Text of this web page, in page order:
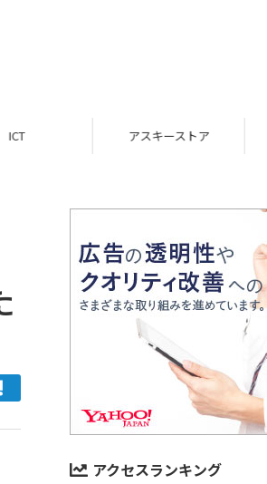
ICT アスキーストア
アクセスランキング